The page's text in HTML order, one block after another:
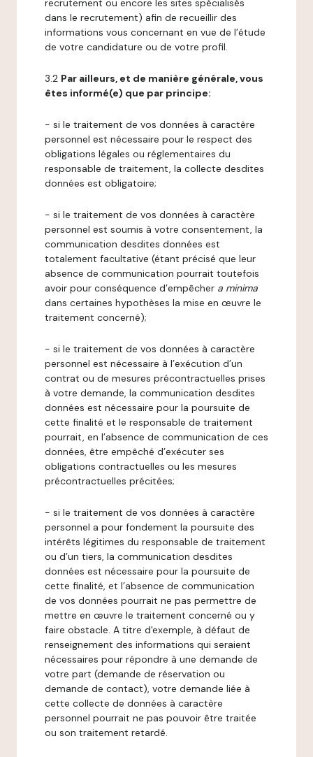
recrutement ou encore les sites spécialisés
dans le recrutement) afin de recueillir des
informations vous concernant en vue de l’étude
de votre candidature ou de votre profil.
3.2 Par ailleurs, et de manière générale, vous
êtes informé(e) que par principe:
- si le traitement de vos données à caractère
personnel est nécessaire pour le respect des
obligations légales ou réglementaires du
responsable de traitement, la collecte desdites
données est obligatoire;
- si le traitement de vos données à caractère
personnel est soumis à votre consentement, la
communication desdites données est
totalement facultative (étant précisé que leur
absence de communication pourrait toutefois
avoir pour conséquence d’empêcher a minima
dans certaines hypothèses la mise en œuvre le
traitement concerné);
- si le traitement de vos données à caractère
personnel est nécessaire à l’exécution d’un
contrat ou de mesures précontractuelles prises
à votre demande, la communication desdites
données est nécessaire pour la poursuite de
cette finalité et le responsable de traitement
pourrait, en l’absence de communication de ces
données, être empêché d’exécuter ses
obligations contractuelles ou les mesures
précontractuelles précitées;
- si le traitement de vos données à caractère
personnel a pour fondement la poursuite des
intérêts légitimes du responsable de traitement
ou d’un tiers, la communication desdites
données est nécessaire pour la poursuite de
cette finalité, et l’absence de communication
de vos données pourrait ne pas permettre de
mettre en œuvre le traitement concerné ou y
faire obstacle. A titre d'exemple, à défaut de
renseignement des informations qui seraient
nécessaires pour répondre à une demande de
votre part (demande de réservation ou
demande de contact), votre demande liée à
cette collecte de données à caractère
personnel pourrait ne pas pouvoir être traitée
ou son traitement retardé.